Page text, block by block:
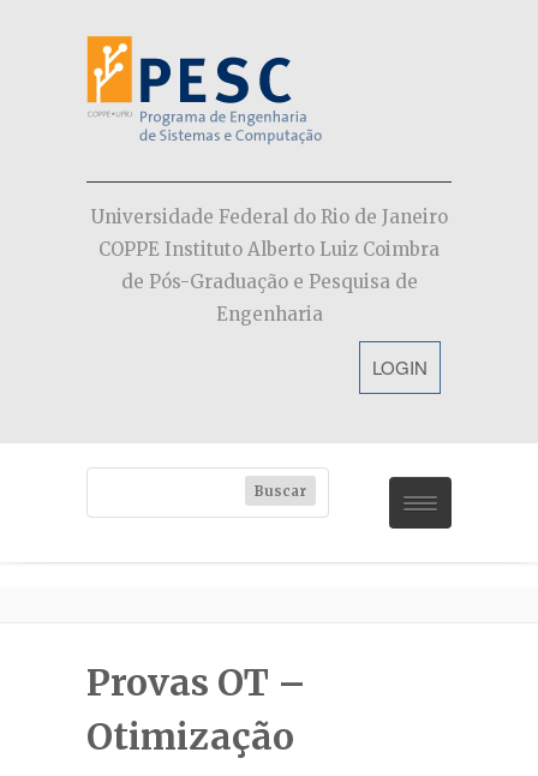
Universidade Federal do Rio de Janeiro
COPPE Instituto Alberto Luiz Coimbra
de Pós-Graduação e Pesquisa de
Engenharia
LOGIN
PESC
Dúvidas (FAQs)
Mestrado e Doutorado
Provas OT –
Otimização